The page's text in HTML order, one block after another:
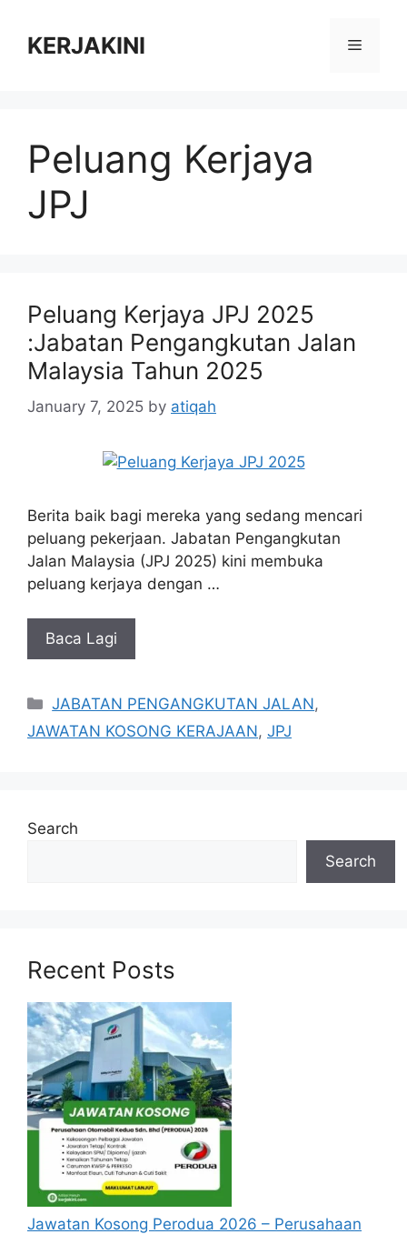
contentKERJAKINI Menu
Peluang Kerjaya
JPJ
Peluang Kerjaya JPJ 2025
:Jabatan Pengangkutan Jalan
Malaysia Tahun 2025
January 7, 2025 by atiqah
Berita baik bagi mereka yang sedang mencari
peluang pekerjaan. Jabatan Pengangkutan
Jalan Malaysia (JPJ 2025) kini membuka
peluang kerjaya dengan …
Baca Lagi
Categories
JABATAN PENGANGKUTAN JALAN,
JAWATAN KOSONG KERAJAAN, JPJ
Search
Search
Recent Posts
Jawatan Kosong Perodua 2026 – Perusahaan